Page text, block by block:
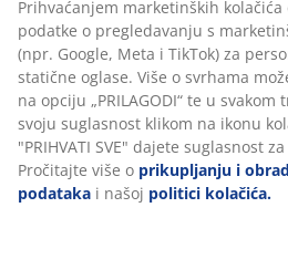
Odabrane kategorije
Spavaća soba
Prihvaćanjem marketinških
podatke o pregledavanju s
(npr. Google, Meta i TikTok) za
statične oglase. Više o svrhama
na opciju „PRILAGODI“ te u
svoju suglasnost klikom na ikonu
"PRIHVATI SVE" dajete suglasnost
Pročitajte više o prikupljanju i
podataka i našoj politici kolačića.